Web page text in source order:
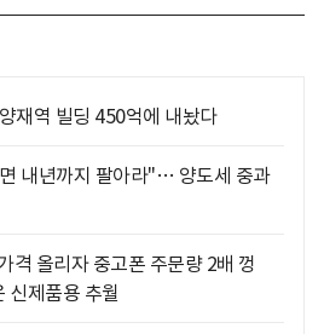
재역 빌딩 450억에 내놨다
내년까지 팔아라"… 양도세 중과
격 올리자 중고폰 주문량 2배 껑
제품용 추월